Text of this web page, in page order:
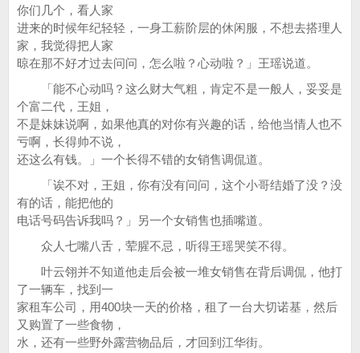
你们几个，看人家
进来的时候年纪轻轻，一身工薪阶层的休闲服，不想去搭理人
家，我觉得把人家
晾在那不好才过去问问，怎么啦？心动啦？」王瑶说道。
「能不心动吗？这么财大气粗，肯定不是一般人，妥妥是
个富二代，王姐，
不是妹妹说啊，如果他真的对你有兴趣的话，给他当情人也不
亏啊，长得帅不说，
还这么有钱。」一个长得不错的女销售调侃道。
「诶不对，王姐，你有没有问问，这个小哥结婚了没？没
有的话，能把他的
电话号码告诉我吗？」另一个女销售也插嘴道。
众人七嘴八舌，荤腥不忌，听得王瑶哭笑不得。
叶云翎并不知道他走后会被一堆女销售在背后调侃，他打
了一辆车，找到一
家租车公司，用400块一天的价格，租了一台大切诺基，然后
又购置了一些食物，
水，还有一些野外露营物品后，才回到江华街。